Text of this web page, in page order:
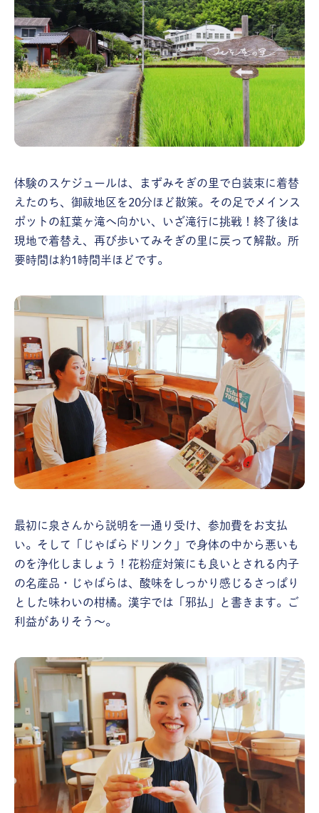
体験のスケジュールは、まずみそぎの里で白装束に着替
えたのち、御祓地区を20分ほど散策。その足でメインス
ポットの紅葉ヶ滝へ向かい、いざ滝行に挑戦！終了後は
現地で着替え、再び歩いてみそぎの里に戻って解散。所
要時間は約1時間半ほどです。
最初に泉さんから説明を一通り受け、参加費をお支払
い。そして「じゃばらドリンク」で身体の中から悪いも
のを浄化しましょう！花粉症対策にも良いとされる内子
の名産品・じゃばらは、酸味をしっかり感じるさっぱり
とした味わいの柑橘。漢字では「邪払」と書きます。ご
利益がありそう～。